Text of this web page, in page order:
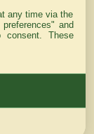
any time via the
preferences" and
These